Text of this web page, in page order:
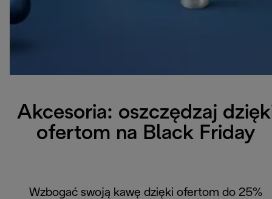
Akcesoria: oszczędzaj
ofertom na Black Friday
Wzbogać swoją kawę dzięki ofertom do 25%